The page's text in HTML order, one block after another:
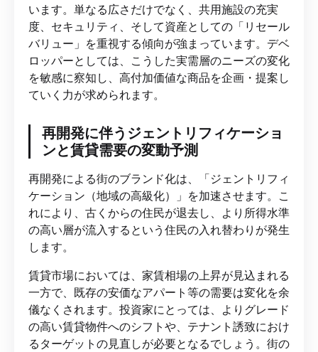
います。単なる広さだけでなく、共用施設の充実
度、セキュリティ、そして資産としての「リセール
バリュー」を重視する傾向が強まっています。デベ
ロッパーとしては、こうした実需層のニーズの変化
を敏感に察知し、高付加価値な商品を企画・提案し
ていく力が求められます。
再開発に伴うジェントリフィケーショ
ンと賃貸需要の変動予測
再開発による街のブランド化は、「ジェントリフィ
ケーション（地域の高級化）」を加速させます。こ
れにより、古くからの住民が退去し、より所得水準
の高い層が流入するという住民の入れ替わりが発生
します。
賃貸市場においては、家賃相場の上昇が見込まれる
一方で、既存の安価なアパート等の需要は変化を余
儀なくされます。投資家にとっては、よりグレード
の高い賃貸物件へのシフトや、テナント誘致におけ
るターゲットの見直しが必要となるでしょう。街の